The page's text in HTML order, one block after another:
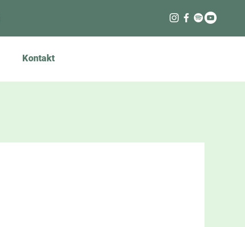
Kontakt